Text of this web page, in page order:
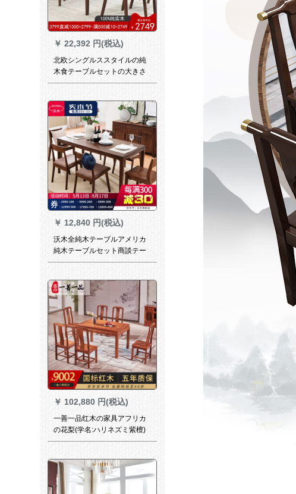
￥ 22,392 円(税込)
北欧シングルススタイルの純
木食テーブルセットの大きさ
は、テープ長方形テーブルの4
角椅子です。
￥ 12,840 円(税込)
沃木全純木テーブルアメリカ
純木テーブルセット商談テー
ブルmondon民生シンプロ新
￥ 102,880 円(税込)
一善一品红木の家具アフリカ
の花梨(学名:ハリネズミ紫檀)
新中国式家具純木の食卓は古
形の居間の食卓を模していま
す。